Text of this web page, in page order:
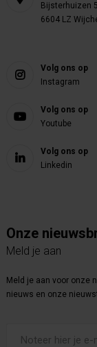
Bijsterhuizen
6604 LZ
Volg ons op
Instagram
Volg ons op
Youtube
Volg ons op
Linkedin
Onze
Meld je aan
Meld je aan voor onze
nieuws en onze